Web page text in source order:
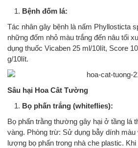
Bệnh đốm lá:
Tác nhân gây bệnh là nấm Phyllosticta
những đốm nhỏ màu trắng đến nâu tối
dụng thuốc Vicaben 25 ml/10lít, Score
g/10lít.
Sâu hại Hoa Cât Tường
Bọ phấn trắng (whiteflies):
Bọ phấn trằng thường gây hại ở tầng lá
vàng. Phòng trừ: Sử dụng bẫy dính
lượng bọ phấn trong nhà che plastic.